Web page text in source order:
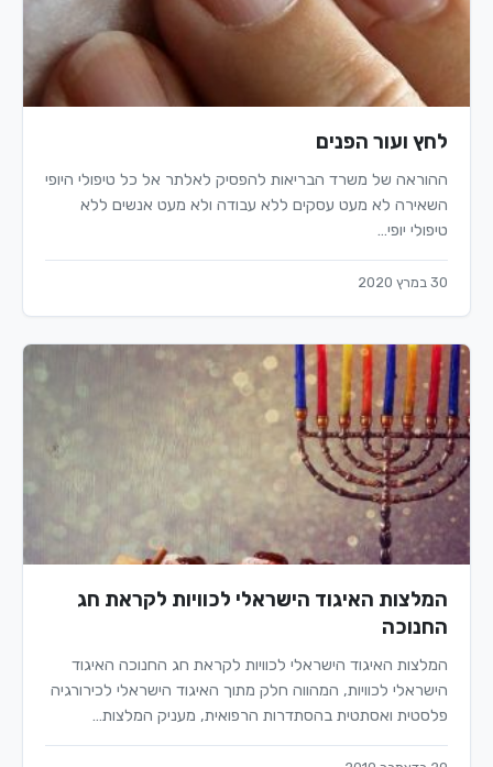
לחץ ועור הפנים
ההוראה של משרד הבריאות להפסיק לאלתר אל כל טיפולי היופי
השאירה לא מעט עסקים ללא עבודה ולא מעט אנשים ללא
טיפולי יופי…
30 במרץ 2020
המלצות האיגוד הישראלי לכוויות לקראת חג
החנוכה
המלצות האיגוד הישראלי לכוויות לקראת חג החנוכה האיגוד
הישראלי לכוויות, המהווה חלק מתוך האיגוד הישראלי לכירורגיה
פלסטית ואסתטית בהסתדרות הרפואית, מעניק המלצות…